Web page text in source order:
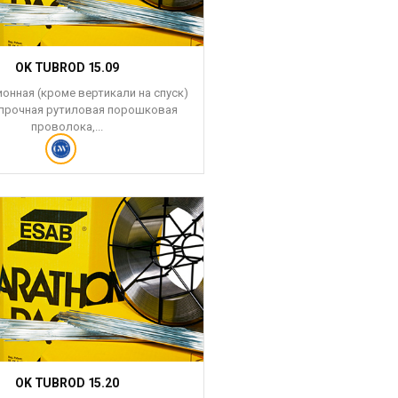
OK TUBROD 15.09
(кроме вертикали на спуск)
рутиловая порошковая
проволока,...
OK TUBROD 15.20